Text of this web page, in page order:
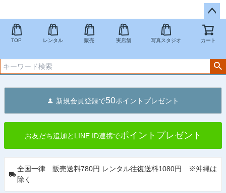
ペー
ジト
TOP レンタル 販売 実店舗 写真スタジオ カート
新規会員登録で50ポイントプレゼント
お友だち追加とLINE ID連携でポイントプレゼント
全国一律 販売送料780円 レンタル往復送料1080円 ※沖縄は
除く